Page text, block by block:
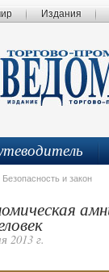
Издания
Безопасность и закон
2013 г.